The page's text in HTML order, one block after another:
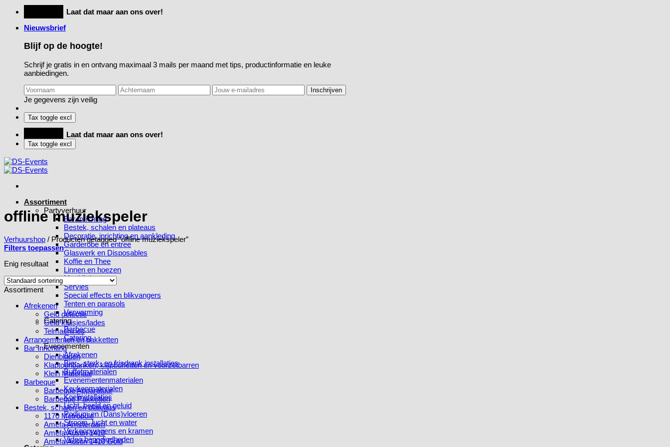
inhoud
Laat dat maar aan ons over!
Nieuwsbrief
Blijf op de hoogte!
Schrijf je gratis in en ontvang maximaal 3 mails per maand met tips, productinformatie en leuke
aanbiedingen.
Je gegevens zijn veilig
Laat dat maar aan ons over!
Assortiment
Partyverhuur
Bar Inrichting
Bestek, schalen en plateaus
Decoratie, inrichting en aankleding
Garderobe en entree
Glaswerk en Disposables
Koffie en Thee
Linnen en hoezen
Meubilair
Servies
Special effects en blikvangers
Tenten en parasols
Verwarming
Catering
Barbecue
Catering
Evenementen
Afrekenen
Bier-, sterk- en frisdrank installaties
Buffetmaterialen
Evenementenmaterialen
Keukenmaterialen
Koelinstallaties
Licht, beeld en geluid
Podium en (Dans)vloeren
Stroom, lucht en water
Verkoopwagens en kramen
Video benodigdheden
offline muziekspeler
Verhuurshop / Producten getagged “offline muziekspeler”
Filters toepassen
Enig resultaat
Assortiment
Afrekenen
Geld detectie
Geld kluisjes/lades
Telmachines
Arrangementen en pakketten
Bar Inrichting
Dienbladen
Klaptoonbanken, klapbuffetten en voorzetbarren
Klein Materiaal
Barbeque
Barbeque Apparatuur
Barbeque Pakketten
Bestek, schalen en plateaus
1170 Metropole
Amefa Amsterdam
Amefa Austin 1410
Amefa Austin 1410 Gold